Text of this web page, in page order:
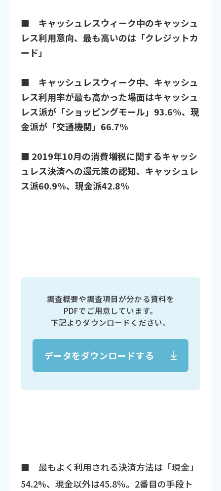
■ キャッシュレスウィーク中のキャッシュ
レス利用意向、最も高いのは「クレジットカ
ード」
■ キャッシュレスウィーク中、キャッシュ
レス利用率が最も高かった場面はキャッシュ
レス派が「ショッピングモール」93.6%、現
金派が「交通機関」66.7%
■ 2019年10月の消費増税に関するキャッシ
ュレス決済への還元策の認知、キャッシュレ
ス派60.9%、現金派42.8%
調査概要や調査項目が分かる資料を
PDFでご用意しています。
下記よりダウンロードください。
データをダウンロードする
■ 最もよく利用される決済方法は「現金」
54.2%、現金以外は45.8％。2番目の手段ト